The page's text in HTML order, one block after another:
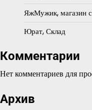
ЯжМужик, магазин
Юрат, Склад
Комментарии
Нет комментариев для
Архив